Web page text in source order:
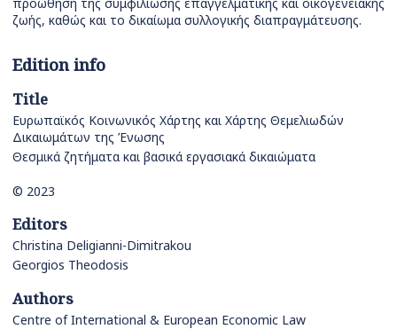
ζωής, καθώς και το δικαίωμα συλλογικής διαπραγμάτευσης.
Edition info
Title
Ευρωπαϊκός Κοινωνικός Χάρτης και Χάρτης Θεμελιωδών
Δικαιωμάτων της Ένωσης
Θεσμικά ζητήματα και βασικά εργασιακά δικαιώματα
© 2023
Editors
Christina Deligianni-Dimitrakou
Georgios Theodosis
Authors
Centre of International & European Economic Law